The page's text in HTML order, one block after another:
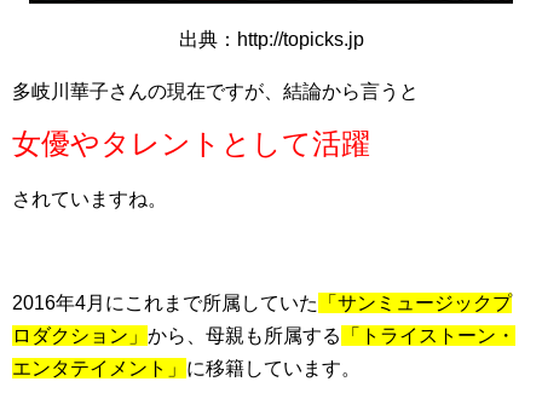
出典：http://topicks.jp
多岐川華子さんの現在ですが、結論から言うと
女優やタレントとして活躍
されていますね。
2016年4月にこれまで所属していた
「サンミュージックプ
ロダクション」 から、母親も所属する
「トライストーン・
エンタテイメント」 に移籍しています。